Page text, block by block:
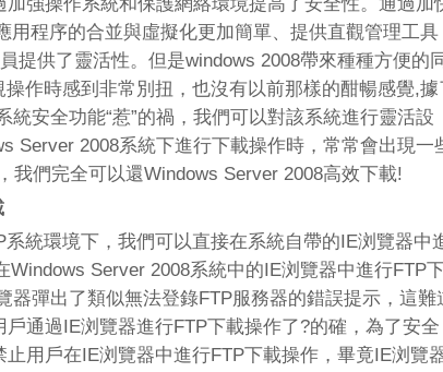
程序的合並與虛擬化更加簡單、提供直觀管理工具
提供了靈活性。但是windows 2008帶來種種方便的
作時感到非常別扭，也沒有以前那樣的酣暢感覺,據
統安全功能“惹”的禍，我們可以對該系統進行靈活設
Server 2008系統下進行下載操作時，常常會出現一
我們完全可以還Windows Server 2008高效下載!
環境下，我們可以直接在系統自帶的IE浏覽器中
Server 2008系統中的IE浏覽器中進行FTP
器彈出了類似無法登錄FTP服務器的錯誤提示，這難
通過IE浏覽器進行FTP下載操作了?的確，為了安全
用戶在IE浏覽器中進行FTP下載操作，畢竟IE浏覽